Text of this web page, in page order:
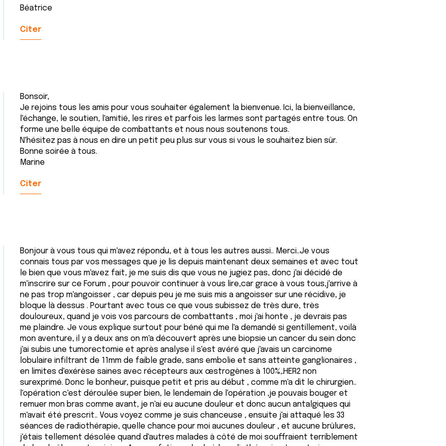
Béatrice
Citer
Bonsoir,
Je rejoins tous les amis pour vous souhaiter également la bienvenue. Ici, la bienveillance,
l'échange, le soutien, l'amitié, les rires et parfois les larmes sont partagés entre tous. On
forme une belle équipe de combattants et nous nous soutenons tous.
N'hésitez pas à nous en dire un petit peu plus sur vous si vous le souhaitez bien sûr.
Bonne soirée à tous.
Marine
Citer
Bonjour à vous tous qui m'avez répondu, et à tous les autres aussi.. Merci..Je vous
connais tous par vos messages que je lis depuis maintenant deux semaines et avec tout
le bien que vous m'avez fait, je me suis dis que vous ne jugiez pas, donc j'ai décidé de
m'inscrire sur ce Forum , pour pouvoir continuer à vous lire,car grace à vous tous,j'arrive à
ne pas trop m'angoisser , car depuis peu je me suis mis a angoisser sur une récidive, je
bloque là dessus . Pourtant avec tous ce que vous subissez de très dure, très
douloureux, quand je vois vos parcours de combattants , moi j'ai honte , je devrais pas
me plaindre. Je vous explique surtout pour béné qui me l'a demandé si gentillement, voilà
mon aventure, il y a deux ans on m'a découvert après une biopsie un cancer du sein donc
j'ai subis une tumorectomie et après analyse il s'est avéré que j'avais un carcinome
lobulaire infiltrant de 11mm de faible grade, sans embolie et sans atteinte ganglionaires ,
en limites d'exérèse saines avec récepteurs aux œstrogènes à 100%,.HER2 non
surexprimé. Donc le bonheur, puisque petit et pris au début , comme m'a dit le chirurgien..
l'opération c'est déroulée super bien, le lendemain de l'opération ,je pouvais bouger et
remuer mon bras comme avant, je n'ai eu aucune douleur et donc aucun antalgiques qui
m'avait été prescrit.. Vous voyez comme je suis chanceuse , ensuite j'ai attaqué les 33
séances de radiothérapie, quelle chance pour moi aucunes douleur , et aucune brûlures,
j'étais tellement désolée quand d'autres malades à côté de moi souffraient terriblement